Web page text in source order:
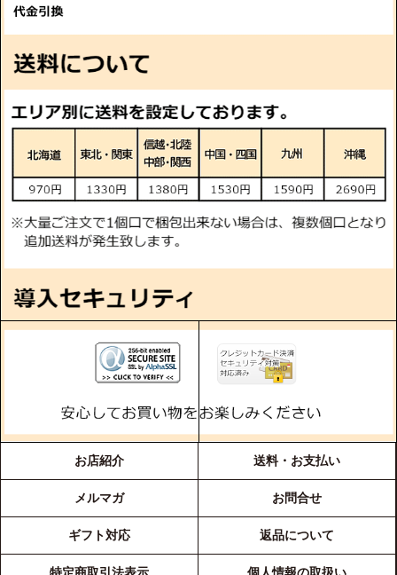
お店紹介 送料・お支払い
メルマガ お問合せ
ギフト対応 返品について
特定商取引法表示 個人情報の取扱い